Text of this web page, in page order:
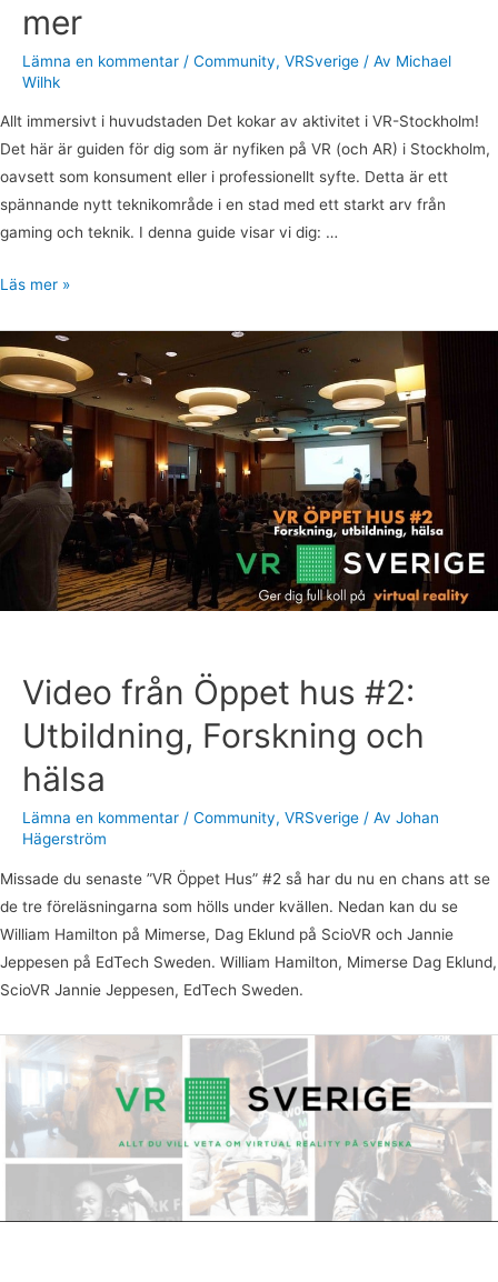
mer
Lämna en kommentar / Community, VRSverige / Av Michael
Wilhk
Allt immersivt i huvudstaden Det kokar av aktivitet i VR-Stockholm!
Det här är guiden för dig som är nyfiken på VR (och AR) i Stockholm,
oavsett som konsument eller i professionellt syfte. Detta är ett
spännande nytt teknikområde i en stad med ett starkt arv från
gaming och teknik. I denna guide visar vi dig: …
Läs mer »
Video från Öppet hus #2:
Utbildning, Forskning och
hälsa
Lämna en kommentar / Community, VRSverige / Av Johan
Hägerström
Missade du senaste ”VR Öppet Hus” #2 så har du nu en chans att se
de tre föreläsningarna som hölls under kvällen. Nedan kan du se
William Hamilton på Mimerse, Dag Eklund på ScioVR och Jannie
Jeppesen på EdTech Sweden. William Hamilton, Mimerse Dag Eklund,
ScioVR Jannie Jeppesen, EdTech Sweden.
Inför
kvällens
Öppet
hus!